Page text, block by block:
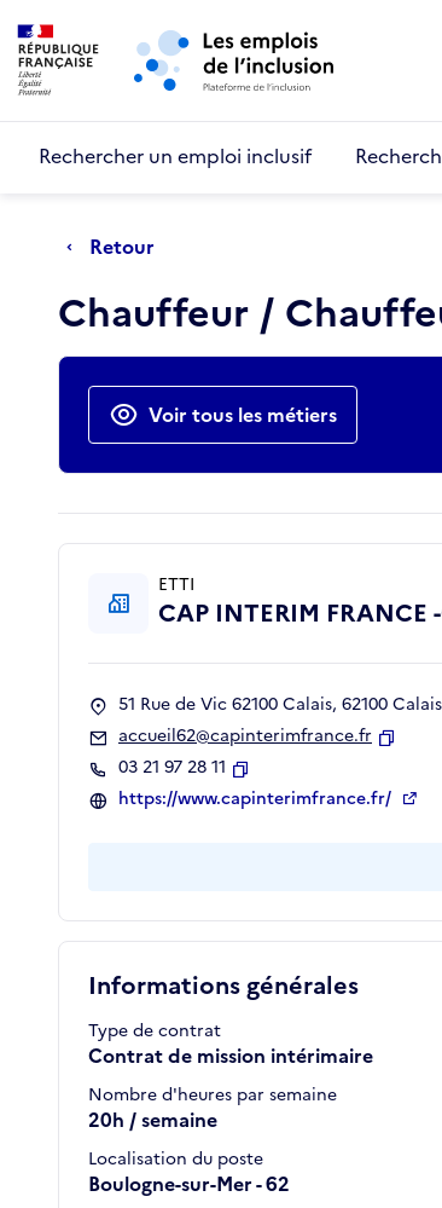
Aller au menu principal
Rechercher un emploi inclusif
Retour
Chauffeur /
Actions rapides
Voir tous les métiers
Informations générales
Type de contrat
Contrat de mission intérimaire
Nombre d'heures par semaine
20h / semaine
Localisation du poste
Boulogne-sur-Mer - 62
ETTI
CAP INTERIM FRANCE
51 Rue de Vic 62100 Calais, 62100 Calais
accueil62@capinterimfrance.fr
03 21 97 28 11
Copier
https://www.capinterimfrance.fr/